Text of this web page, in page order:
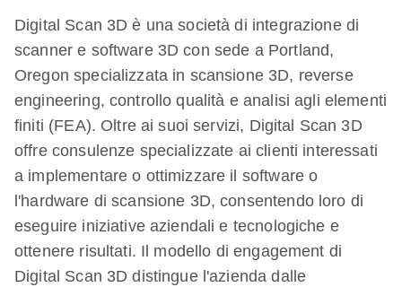
Digital Scan 3D è una società di integrazione di
scanner e software 3D con sede a Portland,
Oregon specializzata in scansione 3D, reverse
engineering, controllo qualità e analisi agli elementi
finiti (FEA). Oltre ai suoi servizi, Digital Scan 3D
offre consulenze specializzate ai clienti interessati
a implementare o ottimizzare il software o
l'hardware di scansione 3D, consentendo loro di
eseguire iniziative aziendali e tecnologiche e
ottenere risultati. Il modello di engagement di
Digital Scan 3D distingue l'azienda dalle